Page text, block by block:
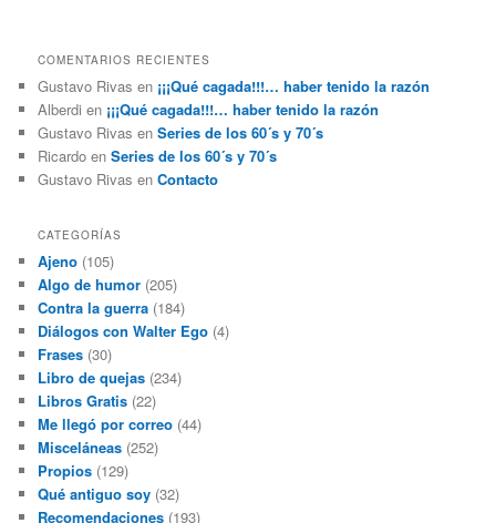
COMENTARIOS RECIENTES
Gustavo Rivas en ¡¡¡Qué cagada!!!… haber tenido la razón
Alberdi en ¡¡¡Qué cagada!!!… haber tenido la razón
Gustavo Rivas enSeries de los 60´s y 70´s
Ricardo enSeries de los 60´s y 70´s
Gustavo Rivas enContacto
CATEGORÍAS
Ajeno (105)
Algo de humor (205)
Contra la guerra (184)
Diálogos con Walter Ego (4)
Frases (30)
Libro de quejas (234)
Libros Gratis (22)
Me llegó por correo (44)
Misceláneas (252)
Propios (129)
Qué antiguo soy (32)
Recomendaciones (193)